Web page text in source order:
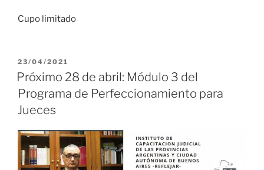
Cupo limitado
PUBLICADO
EL
23/04/2021
Próximo 28 de abril: Módulo 3 del
Programa de Perfeccionamiento para
Jueces